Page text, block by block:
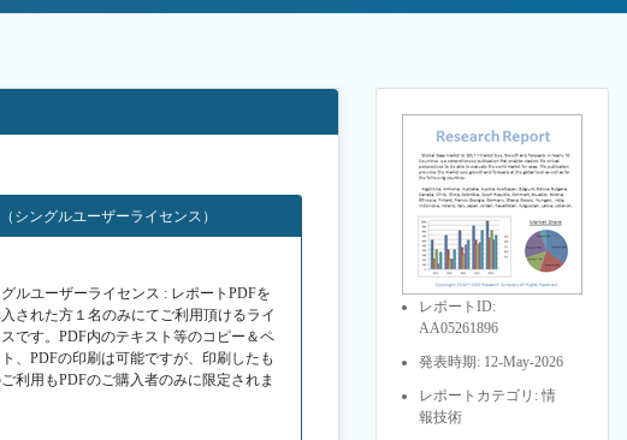
シングルユーザーライセンス）
ルユーザーライセンス : レポートPDFを
入された方１名のみにてご利用頂けるライ
です。PDF内のテキスト等のコピー＆ペ
、PDFの印刷は可能ですが、印刷したも
利用もPDFのご購入者のみに限定されま
レポートID:
AA05261896
発表時期: 12-May-2026
レポートカテゴリ: 情
報技術